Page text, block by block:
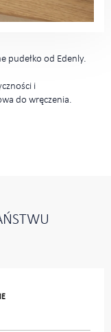
pudełko od Edenly.
i
do wręczenia.